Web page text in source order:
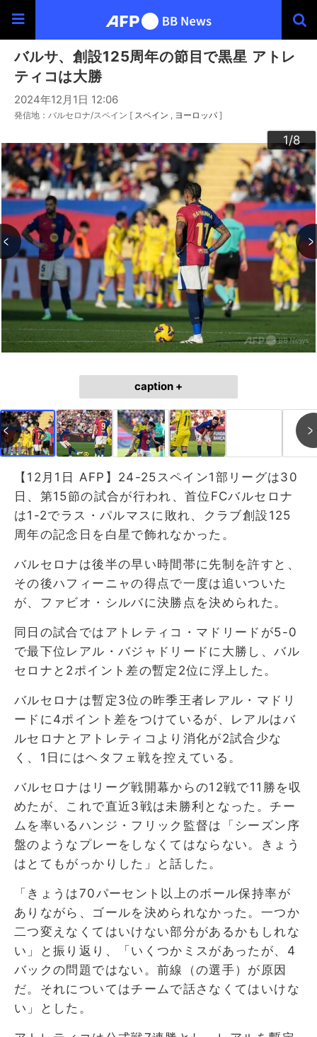
バルサ、創設125周年の節目で黒星 アトレ
ティコは大勝
2024年12月1日 12:06
発信地：バルセロナ/スペイン [ スペイン ヨーロッパ ]
1/8
2/8
3/8
4/8
5/8
6/8
7/8
8/8
caption +
【12月1日 AFP】24-25スペイン1部リーグは30
日、第15節の試合が行われ、首位FCバルセロナ
は1-2でラス・パルマスに敗れ、クラブ創設125
周年の記念日を白星で飾れなかった。
バルセロナは後半の早い時間帯に先制を許すと、
その後ハフィーニャの得点で一度は追いついた
が、ファビオ・シルバに決勝点を決められた。
同日の試合ではアトレティコ・マドリードが5-0
で最下位レアル・バジャドリードに大勝し、バル
セロナと2ポイント差の暫定2位に浮上した。
バルセロナは暫定3位の昨季王者レアル・マドリ
ードに4ポイント差をつけているが、レアルはバ
ルセロナとアトレティコより消化が2試合少な
く、1日にはヘタフェ戦を控えている。
バルセロナはリーグ戦開幕からの12戦で11勝を収
めたが、これで直近3戦は未勝利となった。チー
ムを率いるハンジ・フリック監督は「シーズン序
盤のようなプレーをしなくてはならない。きょう
はとてもがっかりした」と話した。
「きょうは70パーセント以上のボール保持率が
ありながら、ゴールを決められなかった。一つか
二つ変えなくてはいけない部分があるかもしれな
い」と振り返り、「いくつかミスがあったが、4
バックの問題ではない。前線（の選手）が原因
だ。それについてはチームで話さなくてはいけな
い」とした。